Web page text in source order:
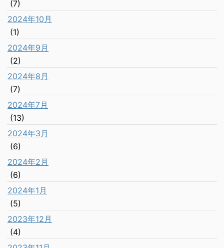
(7)
2024年10月
(1)
2024年9月
(2)
2024年8月
(7)
2024年7月
(13)
2024年3月
(6)
2024年2月
(6)
2024年1月
(5)
2023年12月
(4)